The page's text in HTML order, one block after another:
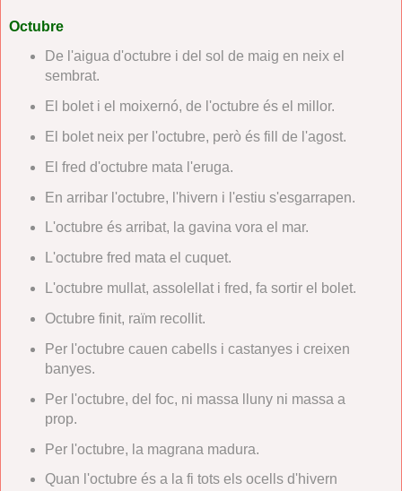
Octubre
De l'aigua d'octubre i del sol de maig en neix el
sembrat.
El bolet i el moixernó, de l'octubre és el millor.
El bolet neix per l'octubre, però és fill de l'agost.
El fred d'octubre mata l'eruga.
En arribar l'octubre, l'hivern i l'estiu s'esgarrapen.
L'octubre és arribat, la gavina vora el mar.
L'octubre fred mata el cuquet.
L'octubre mullat, assolellat i fred, fa sortir el bolet.
Octubre finit, raïm recollit.
Per l'octubre cauen cabells i castanyes i creixen
banyes.
Per l'octubre, del foc, ni massa lluny ni massa a
prop.
Per l'octubre, la magrana madura.
Quan l'octubre és a la fi tots els ocells d'hivern